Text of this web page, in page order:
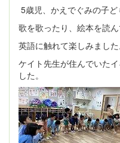
5歳児、かえでぐみの子ど
歌を歌ったり、絵本を読
英語に触れて楽しみました
ケイト先生が住んでいた
した。